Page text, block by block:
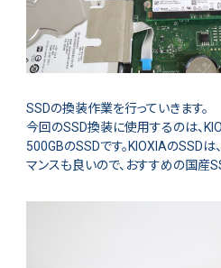
SSDの換装作業を行っていきます。
今回のSSD換装に使用するのは、
500GBのSSDです。KIOXIAのSSD
マンスも良いので、おすすめの国産